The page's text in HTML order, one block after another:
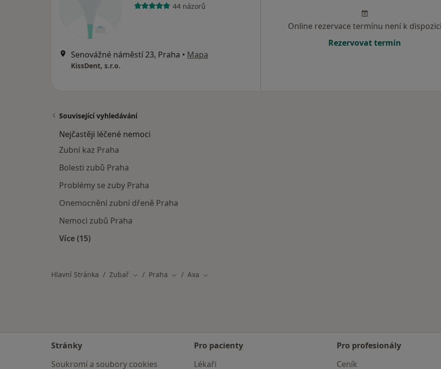
44 názorů
Senovážné náměstí 23, Praha • Mapa
KissDent, s.r.o.
Online rezervace termínu není k dispozici
Rezervovat termín
Související vyhledávání
Nejčastěji léčené nemoci
Zubní kaz Praha
Bolesti zubů Praha
Problémy se zuby Praha
Onemocnění zubní dřeně Praha
Nemoci zubů Praha
Více (15)
Hlavní Stránka Zubař Změna města
Praha Změna města
Axa Změna města
Stránky
Soukromí a soubory cookies
Pro pacienty
Lékaři
Pro profesionály
Ceník